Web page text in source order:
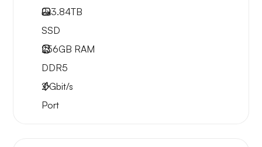
2x3.84TB
SSD
256GB RAM
DDR5
2Gbit/s
Port